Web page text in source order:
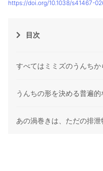
https://doi.org/10.1038/s41467-
目次
すべてはミミズのうんちか
うんちの形を決める普遍
あの渦巻きは、ただの排泄